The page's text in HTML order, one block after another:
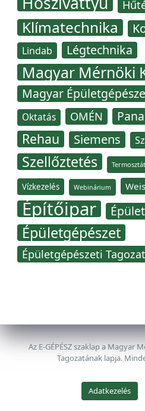
Klímatechnika
Lindab Légtechnika
Magyar Mérnöki
Magyar
Oktatás OMÉN
Rehau Siemens
Szellőztetés Termosztát
Vízkezelés Webinárium
Építőipar
Épületgépészet
Épületgépészeti Tagozat
Az E-GÉPÉSZ szaklap a Magyar
Tagozatának lapja.
Adatkezelés